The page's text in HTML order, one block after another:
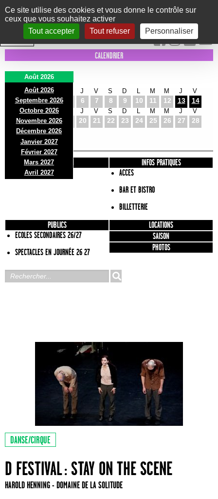
Panneau de gestion des cookies
Ce site utilise des cookies et vous donne le contrôle sur
ceux que vous souhaitez activer
Tout accepter
Tout refuser Personnaliser
Le Marni
CONCERTS DANSE/CIRQUE THÉÂTRE KIDS EXPOS EVENTS
INTRA MUROS
CALENDRIER
Août 2026
Août 2026
Septembre 2026
Octobre 2026
Novembre 2026
Décembre 2026
Janvier 2027
Février 2027
Mars 2027
Avril 2027
D
2
L
3
M
4
J
6
V
7
S
8
D
9 10
M
11
M
12
J
13
V
14
D
16
L
17
M
18
J
20
V
21
S
22
D
23 24
M
25
M
26
J
27
V
28
D
30
L
31
PRÉSENTATION
INFOS PRATIQUES
ACCES
BAR ET BISTRO
BILLETTERIE
PUBLICS
ECOLES SECONDAIRES 26/27
SPECTACLES EN JOURNÉE 26 27
LOCATIONS
SAISON
PHOTOS
IMG/jpg/picto_creationmarni_petit.jpg
DANSE/CIRQUE
D FESTIVAL : STAY ON THE SCENE
HAROLD HENNING - DOMAINE DE LA SOLITUDE